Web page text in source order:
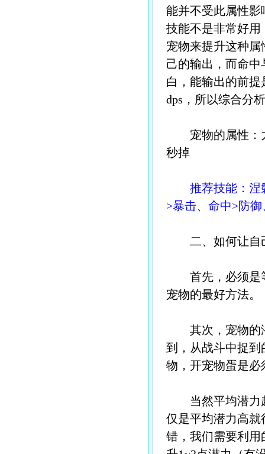
能并不受此属性
技能不是非常好
宠物来提升这种
己的输出，而命
白，能输出的前提
dps，所以综合分
宠物的属性：力
秒掉
推荐技能：涅
>暴击、命中>防
二、如何让自
首先，必须是
宠物的最好方法。
其次，宠物的潜
到，从战斗中捉
物，开宠物蛋是
当然平均潜力越
仅是平均潜力高
错，我们需要利用